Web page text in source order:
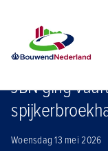
Nieuws
JBN ging
Woensdag 13 mei 2026